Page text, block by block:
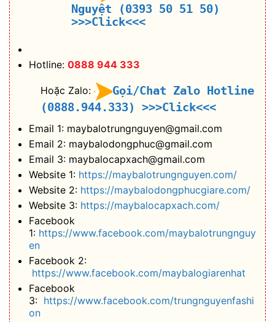
Nguyệt (0393 50 51 50)
>>>Click<<<
Hotline: 0888 944 333
Hoặc Zalo:
Gọi/Chat Zalo Hotline
(0888.944.333)
>>>Click<<<
Email 1: maybalotrungnguyen@gmail.com
Email 2: maybalodongphuc@gmail.com
Email 3: maybalocapxach@gmail.com
Website 1: https://maybalotrungnguyen.com/
Website 2: https://maybalodongphucgiare.com/
Website 3: https://maybalocapxach.com/
Facebook
1: https://www.facebook.com/maybalotrungnguy
en
Facebook 2:
https://www.facebook.com/maybalogiarenhat
Facebook
3: https://www.facebook.com/trungnguyenfashi
on